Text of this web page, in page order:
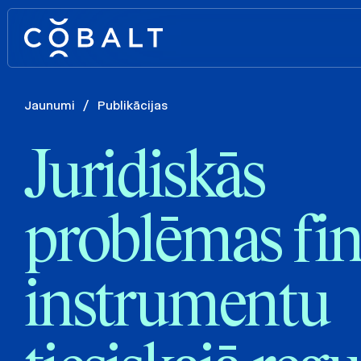
Jaunumi / Publikācijas
Juridiskās
problēmas
instrumentu